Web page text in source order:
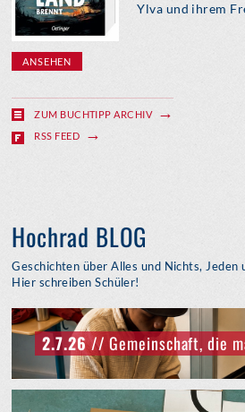
Ylva und ihrem
ANSEHEN
ZUM BUCHTIPP ARCHIV
RSS FEED
Hochrad BLOG
Geschichten über Alles und Nichts, Jeden
Hier schreiben Schüler!
2.7.26// Gemeinschaft, die